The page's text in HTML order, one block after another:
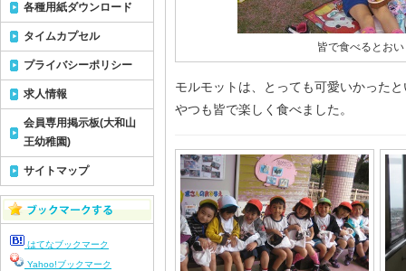
皆で食べるとお
モルモットは、とっても可愛いかった
やつも皆で楽しく食べました。
各種用紙ダウンロード
タイムカプセル
プライバシーポリシー
求人情報
会員専用掲示板(大和山
王幼稚園)
サイトマップ
はてなブックマーク
Yahoo!ブックマーク